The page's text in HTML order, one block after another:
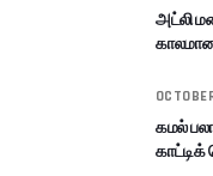
அட்லி
கமல்
காட்டிக்